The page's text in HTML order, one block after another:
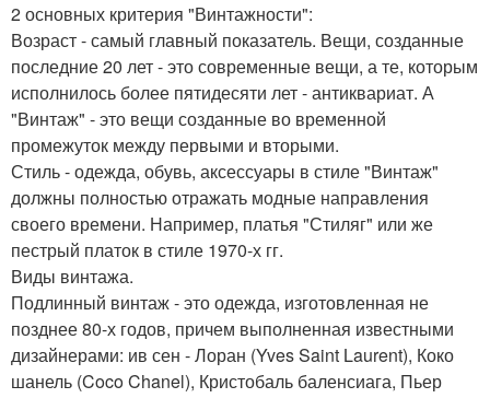
2 основных критерия "Винтажности":
Возраст - самый главный показатель. Вещи, созданные
последние 20 лет - это современные вещи, а те, которым
исполнилось более пятидесяти лет - антиквариат. А
"Винтаж" - это вещи созданные во временной
промежуток между первыми и вторыми.
Стиль - одежда, обувь, аксессуары в стиле "Винтаж"
должны полностью отражать модные направления
своего времени. Например, платья "Стиляг" или же
пестрый платок в стиле 1970-х гг.
Виды винтажа.
Подлинный винтаж - это одежда, изготовленная не
позднее 80-х годов, причем выполненная известными
дизайнерами: ив сен - Лоран (Yves Saint Laurent), Коко
шанель (Coco Chanel), Кристобаль баленсиага, Пьер